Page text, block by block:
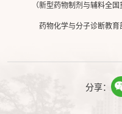
（新型药物制剂与辅料全
药物化学与分子诊断教育
分享：